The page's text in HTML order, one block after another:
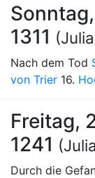
1311
Nach dem Tod
von Trier 16.
Freitag,
1241
Durch die